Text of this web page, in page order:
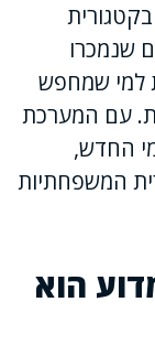
עם 4,406 רכבים שנמכרו
למי שמחפש
עם המערכת
החדש,
המשפחתיות
הוא